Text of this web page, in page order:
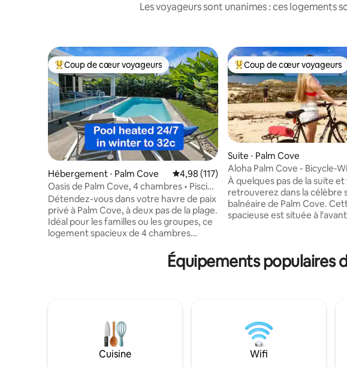
Les voyageurs sont unanimes : ces
Coups de cœur voyageurs les plus appréciés
Coup de cœur voyageurs
Hébergement ⋅ Palm Cove Évaluation moyenne sur la base de 117
4,98 (117)
Oasis de Palm Cove, 4 chambres • Piscine
chauffée • Plage à pied
Détendez-vous dans votre havre de paix
privé à Palm Cove, à deux pas de la plage.
Idéal pour les familles ou les groupes, ce
logement spacieux de 4 chambres
plusieurs espaces de vie et de tout ce
dont vous avez besoin. 🌴 Sur
seulement 300 m du sable 🌴 Grande
cuisine et salon familial ouverts donnant
sur la terrasse et l'espace piscine
Propriétaires 🌴locaux disponibles au
Coups de cœur voyageurs
Coup de cœur voyageurs
Suite ⋅ Palm Cove
Aloha Palm Cove - Bicycle-
Beach.
À quelques pas de la suite
retrouverez dans la célèbre
balnéaire de Palm Cove.
spacieuse est située à
télévision, de thé/café, d'un
réfrigérateur, d'un four à
forêt tropicale.
dans la rue, dans le quartier.
femme gratuit à utiliser
Équipements populaires
Cuisine Wifi